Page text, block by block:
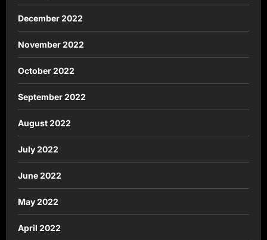
December 2022
November 2022
October 2022
September 2022
August 2022
July 2022
June 2022
May 2022
April 2022